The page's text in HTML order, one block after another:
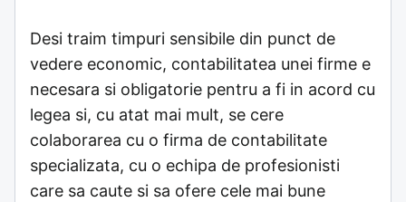
Desi traim timpuri sensibile din punct de
vedere economic, contabilitatea unei firme e
necesara si obligatorie pentru a fi in acord cu
legea si, cu atat mai mult, se cere
colaborarea cu o firma de contabilitate
specializata, cu o echipa de profesionisti
care sa caute si sa ofere cele mai bune